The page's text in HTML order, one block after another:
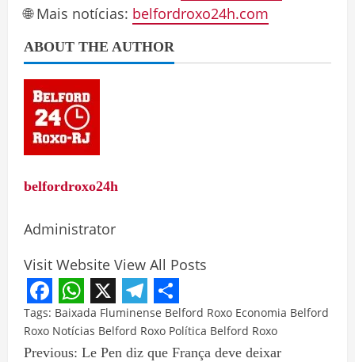
🌐 Mais notícias: belfordroxo24h.com
ABOUT THE AUTHOR
belfordroxo24h
Administrator
Visit Website View All Posts
Facebook
WhatsApp
X Telegram
Share
Tags: Baixada Fluminense Belford Roxo Economia Belford
Roxo Notícias Belford Roxo Política Belford Roxo
Previous: Le Pen diz que França deve deixar